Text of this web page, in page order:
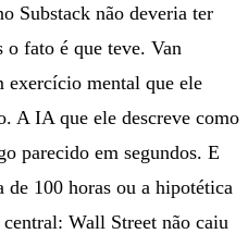
Substack não deveria ter
o fato é que teve. Van
exercício mental que ele
A IA que ele descreve como
parecido em segundos. E
de 100 horas ou a hipotética
Wall Street não caiu